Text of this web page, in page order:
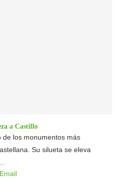
a Castillo
de los monumentos más
Su silueta se eleva
Email